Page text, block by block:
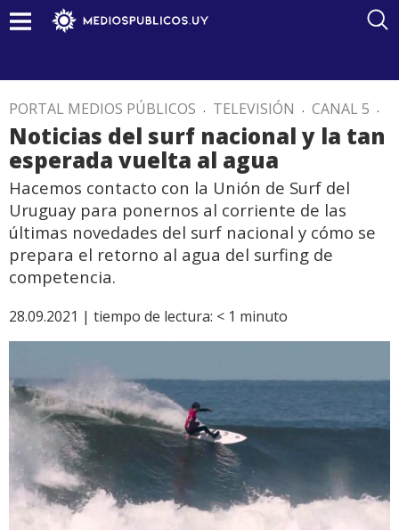
PORTAL MEDIOS PÚBLICOS . TELEVISIÓN . CANAL 5 .
Noticias del surf nacional y la tan
esperada vuelta al agua
Hacemos contacto con la Unión de Surf del
Uruguay para ponernos al corriente de las
últimas novedades del surf nacional y cómo se
prepara el retorno al agua del surfing de
competencia.
28.09.2021 | tiempo de lectura: < 1 minuto